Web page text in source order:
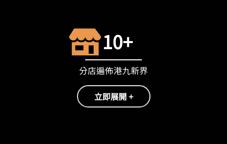
10+
分店遍佈港九新界
立即展開 +